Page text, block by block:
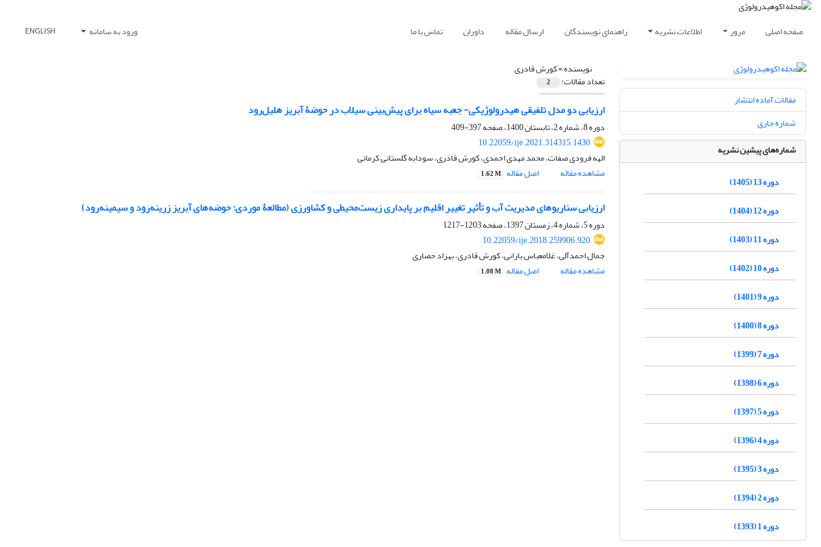
صفحه اصلی مرور اطلاعات نشریه راهنمای نویسندگان ارسال مقاله داوران تماس با ما ورود به سامانه ENGLISH
نویسنده =کورش قادری
تعداد مقالات: 2
ارزیابی دو مدل تلفیقی هیدرولوژیکی- جعبه‏ سیاه برای پیش‌بینی سیلاب در حوضۀ آبریز هلیل‌رود
دوره 8، شماره 2، تابستان 1400، صفحه
397-409
10.22059/ije.2021.314315.1430
الهه فرودی صفات، محمد مهدی احمدی، کورش قادری، سودابه گلستانی کرمانی
مشاهده مقاله
اصل مقاله 1.62 M
ارزیابی سناریوهای مدیریت آب و تأثیر تغییر اقلیم بر پایداری زیست‌محیطی و کشاورزی (مطالعۀ موردی: حوضه‌های آبریز زرینه‌رود و سیمینه‌رود)
دوره 5، شماره 4، زمستان 1397، صفحه
1203-1217
10.22059/ije.2018.259906.920
جمال احمدآلی، غلامعباس بارانی، کورش قادری، بهزاد حصاری
مشاهده مقاله
اصل مقاله 1.08 M
مقالات آماده انتشار
شماره جاری
شماره‌های پیشین نشریه
دوره 13 (1405)
دوره 12 (1404)
دوره 11 (1403)
دوره 10 (1402)
دوره 9 (1401)
دوره 8 (1400)
دوره 7 (1399)
دوره 6 (1398)
دوره 5 (1397)
دوره 4 (1396)
دوره 3 (1395)
دوره 2 (1394)
دوره 1 (1393)